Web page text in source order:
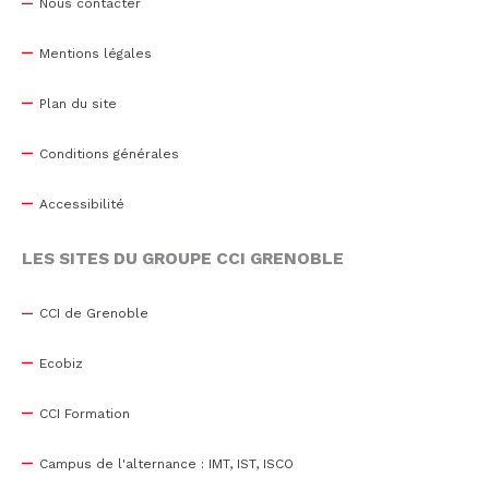
Nous contacter
Mentions légales
Plan du site
Conditions générales
Accessibilité
LES SITES DU GROUPE CCI GRENOBLE
CCI de Grenoble
Ecobiz
CCI Formation
Campus de l'alternance : IMT, IST, ISCO